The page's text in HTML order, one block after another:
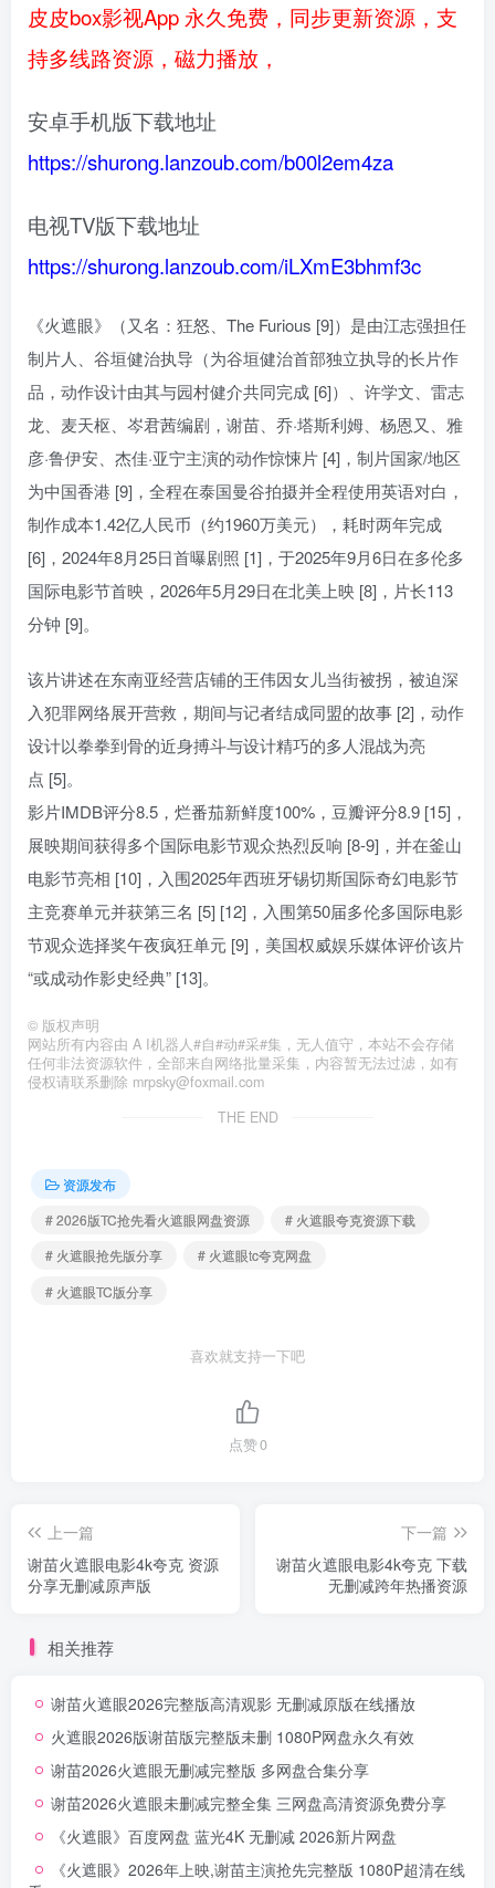
皮皮box影视App 永久免费，同步更新资源，支
持多线路资源，磁力播放，
安卓手机版下载地址
https://shurong.lanzoub.com/b00l2em4za
电视TV版下载地址
https://shurong.lanzoub.com/iLXmE3bhmf3c
《火遮眼》（又名：狂怒、The Furious [9]）是由江志强担任
制片人、谷垣健治执导（为谷垣健治首部独立执导的长片作
品，动作设计由其与园村健介共同完成 [6]）、许学文、雷志
龙、麦天枢、岑君茜编剧，谢苗、乔·塔斯利姆、杨恩又、雅
彦·鲁伊安、杰佳·亚宁主演的动作惊悚片 [4]，制片国家/地区
为中国香港 [9]，全程在泰国曼谷拍摄并全程使用英语对白，
制作成本1.42亿人民币（约1960万美元），耗时两年完成
[6]，2024年8月25日首曝剧照 [1]，于2025年9月6日在多伦多
国际电影节首映，2026年5月29日在北美上映 [8]，片长113
分钟 [9]。
该片讲述在东南亚经营店铺的王伟因女儿当街被拐，被迫深
入犯罪网络展开营救，期间与记者结成同盟的故事 [2]，动作
设计以拳拳到骨的近身搏斗与设计精巧的多人混战为亮
点 [5]。
影片IMDB评分8.5，烂番茄新鲜度100%，豆瓣评分8.9 [15]，
展映期间获得多个国际电影节观众热烈反响 [8-9]，并在釜山
电影节亮相 [10]，入围2025年西班牙锡切斯国际奇幻电影节
主竞赛单元并获第三名 [5] [12]，入围第50届多伦多国际电影
节观众选择奖午夜疯狂单元 [9]，美国权威娱乐媒体评价该片
“或成动作影史经典” [13]。
© 版权声明
网站所有内容由 A I机器人#自#动#采#集，无人值守，本站不会存储
任何非法资源软件，全部来自网络批量采集，内容暂无法过滤，如有
侵权请联系删除 mrpsky@foxmail.com
THE END
资源发布
# 2026版TC抢先看火遮眼网盘资源
# 火遮眼夸克资源下载
# 火遮眼抢先版分享
# 火遮眼tc夸克网盘
# 火遮眼TC版分享
喜欢就支持一下吧
点赞0
上一篇
谢苗火遮眼电影4k夸克 资源
分享无删减原声版
下一篇
谢苗火遮眼电影4k夸克 下载
无删减跨年热播资源
相关推荐
谢苗火遮眼2026完整版高清观影 无删减原版在线播放
火遮眼2026版谢苗版完整版未删 1080P网盘永久有效
谢苗2026火遮眼无删减完整版 多网盘合集分享
谢苗2026火遮眼未删减完整全集 三网盘高清资源免费分享
《火遮眼》百度网盘 蓝光4K 无删减 2026新片网盘
《火遮眼》2026年上映,谢苗主演抢先完整版 1080P超清在线